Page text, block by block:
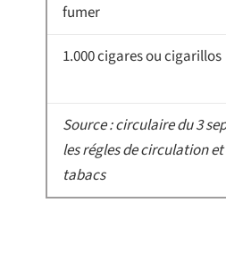
fumer
1.000 cigares ou cigarillos
Source : circulaire du 3
les régles de circulation
tabacs